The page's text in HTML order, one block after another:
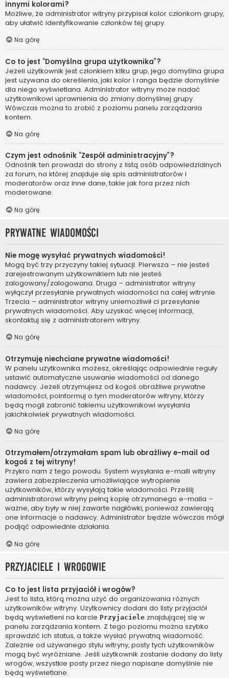
innymi kolorami?
Możliwe, że administrator witryny przypisał kolor członkom grupy,
aby ułatwić identyfikowanie członków tej grupy.
Na górę
Co to jest “Domyślna grupa użytkownika”?
Jeżeli użytkownik jest członkiem kilku grup, jego domyślna grupa
jest używana do określenia, jaki kolor i ranga będzie domyślnie
dla niego wyświetlana. Administrator witryny może nadać
użytkownikowi uprawnienia do zmiany domyślnej grupy.
Wówczas można to zrobić z poziomu panelu zarządzania
kontem.
Na górę
Czym jest odnośnik “Zespół administracyjny”?
Odnośnik ten prowadzi do strony z listą osób odpowiedzialnych
za forum, na której znajduje się spis administratorów i
moderatorów oraz inne dane, takie jak fora przez nich
moderowane.
Na górę
Prywatne wiadomości
Nie mogę wysyłać prywatnych wiadomości!
Mogą być trzy przyczyny takiej sytuacji. Pierwsza – nie jesteś
zarejestrowanym użytkownikiem lub nie jesteś
zalogowany/zalogowana. Druga – administrator witryny
wyłączył przesyłanie prywatnych wiadomości na całej witrynie.
Trzecia – administrator witryny uniemożliwił ci przesyłanie
prywatnych wiadomości. Aby uzyskać więcej informacji,
skontaktuj się z administratorem witryny.
Na górę
Otrzymuję niechciane prywatne wiadomości!
W panelu użytkownika możesz, określając odpowiednie reguły
ustawić automatyczne usuwanie wiadomości od danego
nadawcy. Jeżeli otrzymujesz od kogoś obraźliwe prywatne
wiadomości, poinformuj o tym moderatorów witryny, którzy
będą mogli zabronić takiemu użytkownikowi wysyłania
jakichkolwiek prywatnych wiadomości.
Na górę
Otrzymałem/otrzymałam spam lub obraźliwy e-mail od
kogoś z tej witryny!
Przykro nam z tego powodu. System wysyłania e-maili witryny
zawiera zabezpieczenia umożliwiające wytropienie
użytkowników, którzy wysyłają takie wiadomości. Prześlij
administratorowi witryny pełną kopię otrzymanego e-maila –
ważne, aby były w niej zawarte nagłówki, ponieważ zawierają
one informacje o nadawcy. Administrator będzie wówczas mógł
podjąć odpowiednie działania.
Na górę
Przyjaciele i wrogowie
Co to jest lista przyjaciół i wrogów?
Jest to lista, którą można użyć do organizowania różnych
użytkowników witryny. Użytkownicy dodani do listy przyjaciół
będą wyświetleni na karcie Przyjaciele znajdującej się w
panelu zarządzania kontem. Z tego poziomu można szybko
sprawdzić ich status, a także wysłać prywatną wiadomość.
Zależnie od używanego stylu witryny, posty tych użytkowników
mogą być wyróżniane. Jeśli użytkownik zostanie dodany do listy
wrogów, wszystkie posty przez niego napisane domyślnie nie
będą wyświetlane.